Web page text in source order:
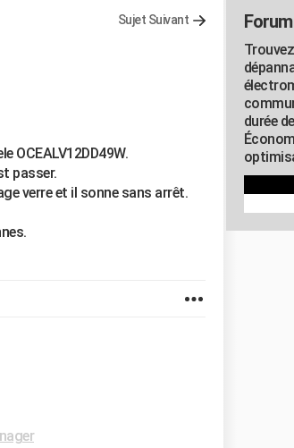
Sujet Suivant
OCEALV12DD49W.
passer.
verre et il sonne sans arrêt.
durée